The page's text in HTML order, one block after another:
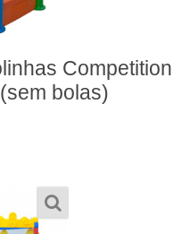
Competition
bolas)